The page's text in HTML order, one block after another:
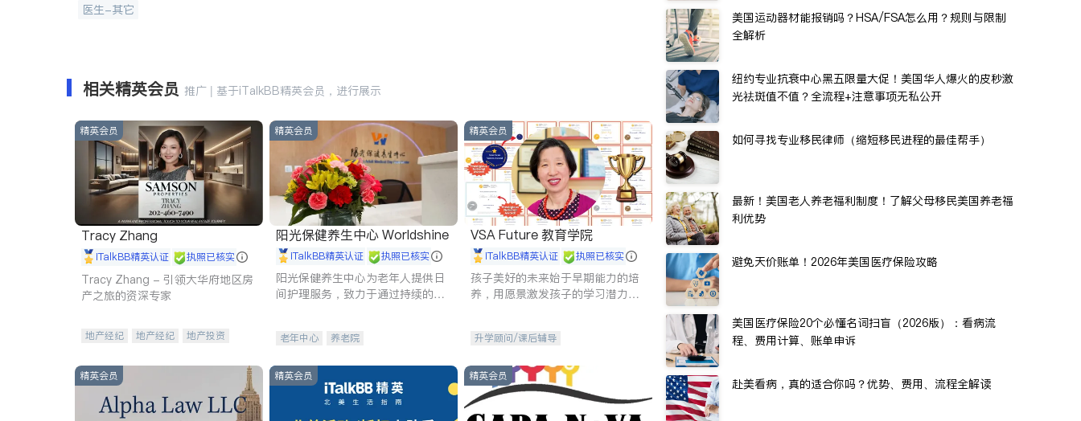
医生-其它
相关精英会员 推广 | 基于iTalkBB精英会员，进行展示
精英会员
Tracy Zhang
iTalkBB精英认证 执照已核实
Tracy Zhang - 引领大华府地区房
产之旅的资深专家
地产经纪 地产经纪
地产投资
精英会员
阳光保健养生中心 Worldshine
iTalkBB精英认证 执照已核实
阳光保健养生中心为老年人提供日
间护理服务，致力于通过持续的护
老年中心 养老院
精英会员
VSA Future 教育学院
iTalkBB精英认证 执照已核实
孩子美好的未来始于早期能力的培
养，用愿景激发孩子的学习潜力和
升学顾问/课后辅导
精英会员 精英会员 精英会员
美国运动器材能报销吗？HSA/FSA怎么用？规则与限制
全解析
纽约专业抗衰中心黑五限量大促！美国华人爆火的皮秒激
光祛斑值不值？全流程+注意事项无私公开
如何寻找专业移民律师（缩短移民进程的最佳帮手）
最新！美国老人养老福利制度！了解父母移民美国养老福
利优势
避免天价账单！2026年美国医疗保险攻略
美国医疗保险20个必懂名词扫盲（2026版）：看病流
程、费用计算、账单申诉
赴美看病，真的适合你吗？优势、费用、流程全解读